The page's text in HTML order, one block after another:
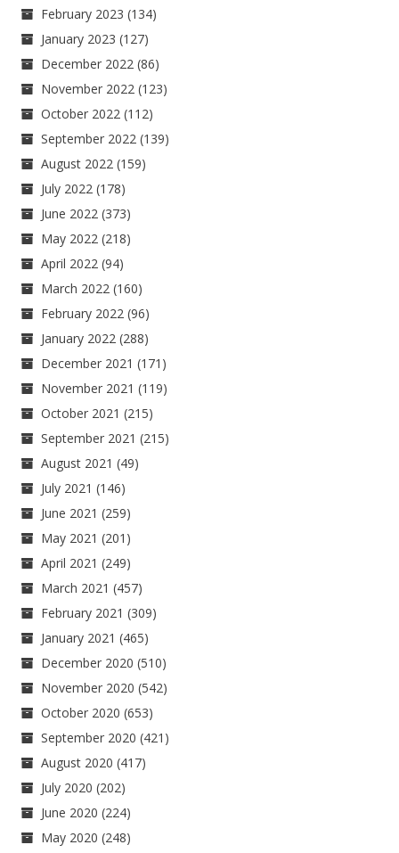
February 2023 (134)
January 2023 (127)
December 2022 (86)
November 2022 (123)
October 2022 (112)
September 2022 (139)
August 2022 (159)
July 2022 (178)
June 2022 (373)
May 2022 (218)
April 2022 (94)
March 2022 (160)
February 2022 (96)
January 2022 (288)
December 2021 (171)
November 2021 (119)
October 2021 (215)
September 2021 (215)
August 2021 (49)
July 2021 (146)
June 2021 (259)
May 2021 (201)
April 2021 (249)
March 2021 (457)
February 2021 (309)
January 2021 (465)
December 2020 (510)
November 2020 (542)
October 2020 (653)
September 2020 (421)
August 2020 (417)
July 2020 (202)
June 2020 (224)
May 2020 (248)